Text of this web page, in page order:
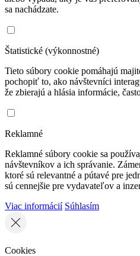
sa nachádzate.
Štatistické (výkonnostné)
Tieto súbory cookie pomáhajú
pochopiť to, ako návštevníci
že zbierajú a hlásia informácie,
Reklamné
Reklamné súbory cookie sa
návštevníkov a ich správanie.
ktoré sú relevantné a pútavé pre
sú cennejšie pre vydavateľov a
Viac informácií Súhlasím
Cookies